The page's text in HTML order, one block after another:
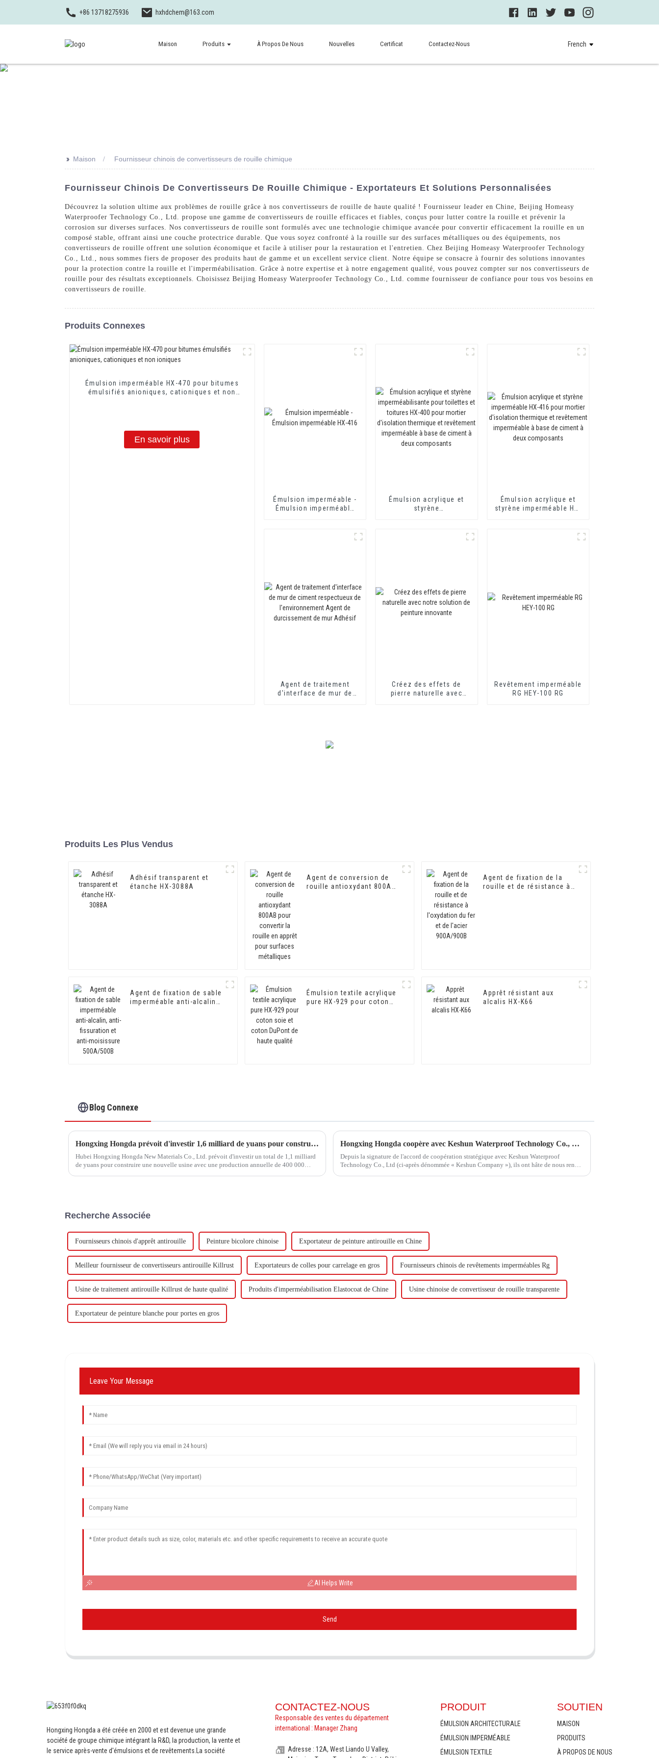
+86 13718275936 hxhdchem@163.com
Maison Produits À Propos De Nous Nouvelles Certificat Contactez-Nous French
>> Maison Fournisseur chinois de convertisseurs de rouille chimique
Fournisseur Chinois De Convertisseurs De Rouille Chimique - Exportateurs Et Solutions Personnalisées
Découvrez la solution ultime aux problèmes de rouille grâce à nos convertisseurs de rouille de haute qualité ! Fournisseur leader en Chine, Beijing Homeasy
Waterproofer Technology Co., Ltd. propose une gamme de convertisseurs de rouille efficaces et fiables, conçus pour lutter contre la rouille et prévenir la
corrosion sur diverses surfaces. Nos convertisseurs de rouille sont formulés avec une technologie chimique avancée pour convertir efficacement la rouille en un
composé stable, offrant ainsi une couche protectrice durable. Que vous soyez confronté à la rouille sur des surfaces métalliques ou des équipements, nos
convertisseurs de rouille offrent une solution économique et facile à utiliser pour la restauration et l'entretien. Chez Beijing Homeasy Waterproofer Technology
Co., Ltd., nous sommes fiers de proposer des produits haut de gamme et un excellent service client. Notre équipe se consacre à fournir des solutions innovantes
pour la protection contre la rouille et l'imperméabilisation. Grâce à notre expertise et à notre engagement qualité, vous pouvez compter sur nos convertisseurs de
rouille pour des résultats exceptionnels. Choisissez Beijing Homeasy Waterproofer Technology Co., Ltd. comme fournisseur de confiance pour tous vos besoins en
convertisseurs de rouille.
Produits Connexes
Émulsion imperméable HX-470 pour bitumes
émulsifiés anioniques, cationiques et non
En savoir plus
Émulsion imperméable -
Émulsion imperméable
Émulsion acrylique et
styrène
Émulsion acrylique et
styrène imperméable HX-
revêtement imperméable
Agent de traitement
d'interface de mur de
Créez des effets de
pierre naturelle avec
Revêtement imperméable
RG HEY-100 RG
Produits Les Plus Vendus
Adhésif transparent et
étanche HX-3088A
Agent de conversion de
rouille antioxydant 800AB
Agent de fixation de la
rouille et de résistance à
Agent de fixation de sable
imperméable anti-alcalin,
Émulsion textile acrylique
pure HX-929 pour coton
Apprêt résistant aux
alcalis HX-K66
Blog Connexe
Hongxing Hongda prévoit d'investir 1,6 milliard de yuans pour construire une nouvelle usine de production d'émulsion d'une capacité de production de 510 000 tonnes par an.
Hubei Hongxing Hongda New Materials Co., Ltd. prévoit d'investir un total de 1,1 milliard
de yuans pour construire une nouvelle usine avec une production annuelle de 400 000
Hongxing Hongda coopère avec Keshun Waterproof Technology Co., Ltd pour apporter un nouvel avenir à l'industrie
Depuis la signature de l'accord de coopération stratégique avec Keshun Waterproof
Technology Co., Ltd (ci-après dénommée « Keshun Company »), ils ont hâte de nous rendre
Recherche Associée
Fournisseurs chinois d'apprêt antirouille Peinture bicolore chinoise Exportateur de peinture antirouille en Chine
Meilleur fournisseur de convertisseurs antirouille Killrust Exportateurs de colles pour carrelage en gros Fournisseurs chinois de revêtements imperméables Rg
Usine de traitement antirouille Killrust de haute qualité Produits d'imperméabilisation Elastocoat de Chine Usine chinoise de convertisseur de rouille transparente
Exportateur de peinture blanche pour portes en gros
Leave Your Message
AI Helps Write
Send
Hongxing Hongda a été créée en 2000 et est devenue une grande
société de groupe chimique intégrant la R&D, la production, la vente et
le service après-vente d'émulsions et de revêtements.
La société
CONTACTEZ-NOUS
Responsable des ventes du département
international : Manager Zhang
Adresse : 12A, West Liando U Valley,
PRODUIT
ÉMULSION ARCHITECTURALE
ÉMULSION IMPERMÉABLE
ÉMULSION TEXTILE
SOUTIEN
MAISON
PRODUITS
À PROPOS DE NOUS